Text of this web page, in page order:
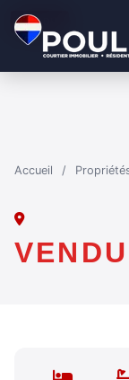
Accueil /
VENDU
VENDU